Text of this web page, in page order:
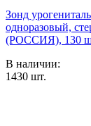
Зонд
одноразовый,
(РОССИЯ), 130
В наличии:
1430 шт.